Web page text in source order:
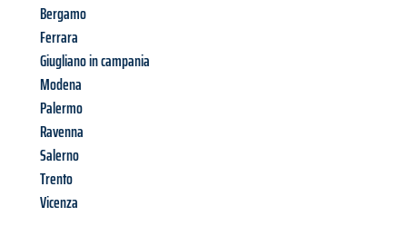
Bergamo
Ferrara
Giugliano in campania
Modena
Palermo
Ravenna
Salerno
Trento
Vicenza